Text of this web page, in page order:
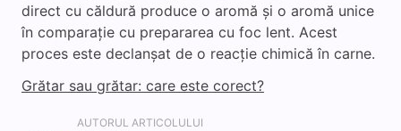
direct cu căldură produce o aromă și o aromă unice
în comparație cu prepararea cu foc lent. Acest
proces este declanșat de o reacție chimică în carne.
Grătar sau grătar: care este corect?
AUTORUL ARTICOLULUI